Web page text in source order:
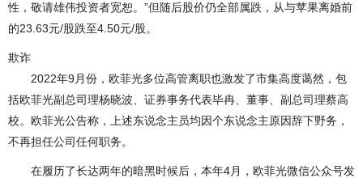
性，敬请雄伟投资者宽恕。”但随后股价仍全部属跌，从与苹果离婚前
的23.63元/股跌至4.50元/股。
欺诈
2022年9月份，欧菲光多位高管离职也激发了市集高度蔼然，包
括欧菲光副总司理杨晓波、证券事务代表毕冉、董事、副总司理蔡高
校。欧菲光公告称，上述东说念主员均因个东说念主原因辞下野务，
不再担任公司任何职务。
在履历了长达两年的暗黑时候后，本年4月，欧菲光微信公众号发